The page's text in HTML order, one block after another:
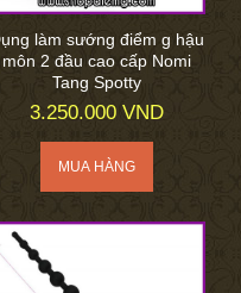
làm sướng điểm g hậu
môn 2 đầu cao cấp Nomi
Tang Spotty
3.250.000 VND